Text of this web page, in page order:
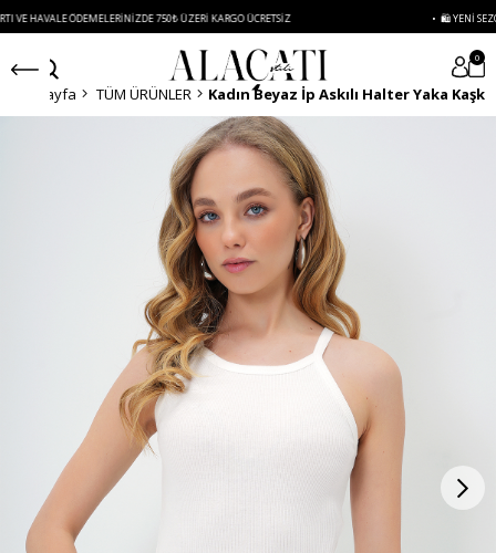
ÖDEMELERINIZDE 750₺ ÜZERI KARGO ÜCRETSIZ • 🛍️ YENI SEZON
0
Anasayfa TÜM ÜRÜNLER